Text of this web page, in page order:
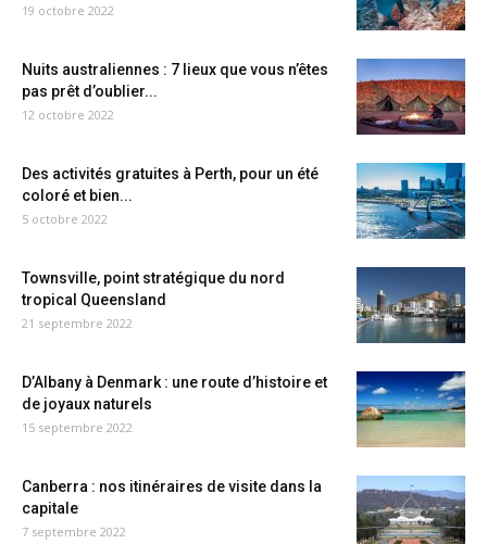
19 octobre 2022
Nuits australiennes : 7 lieux que vous n’êtes
pas prêt d’oublier...
12 octobre 2022
Des activités gratuites à Perth, pour un été
coloré et bien...
5 octobre 2022
Townsville, point stratégique du nord
tropical Queensland
21 septembre 2022
D’Albany à Denmark : une route d’histoire et
de joyaux naturels
15 septembre 2022
Canberra : nos itinéraires de visite dans la
capitale
7 septembre 2022